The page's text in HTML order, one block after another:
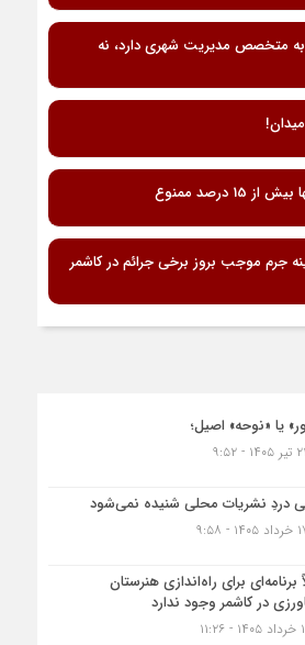
به متخصص مدیریت شهری دارد، نه
درصد ممنوع
جرم موجب بروز برخی جرائم در کاشمر
یا «نوحه» اصیل؛
دردِ نشریات محلی شنیده نمی‌شود
برنامه‌ای برای راه‌اندازی هنرستان
در کاشمر وجود ندارد